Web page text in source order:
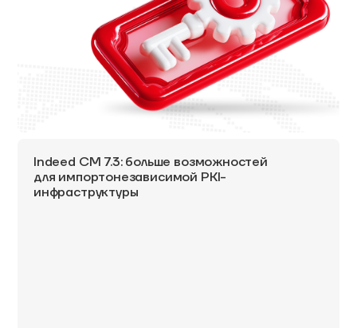
Indeed CM 7.3: больше возможностей
для импортонезависимой PKI-
инфраструктуры